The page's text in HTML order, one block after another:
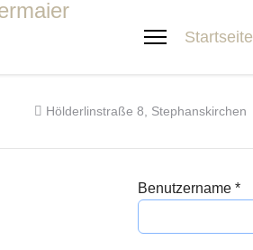
Startseite
Hölderlinstraße 8, Stephanskirchen
Benutzername *